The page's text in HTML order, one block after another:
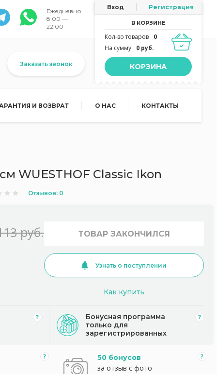
Ежедневно
8:00 —
22:00
Вход Регистрация
В КОРЗИНЕ
Кол-во товаров
0
На сумму
0 руб.
КОРЗИНА
Заказать звонок
И ВОЗВРАТ О НАС КОНТАКТЫ
WUESTHOF Classic Ikon
Отзывов: 0
руб. ТОВАР ЗАКОНЧИЛСЯ
Узнать о поступлении
Как купить
Бонусная программа
только для
зарегистрированных
50 бонусов
за отзыв с фото